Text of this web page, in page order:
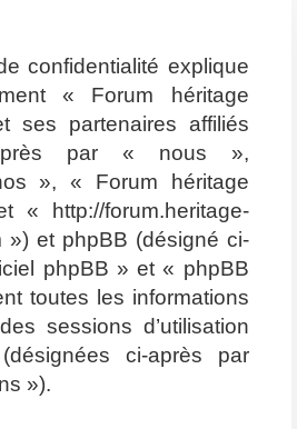
confidentialité explique
« Forum héritage
ses partenaires affiliés
par « nous »,
», « Forum héritage
« http://forum.heritage-
») et phpBB (désigné ci-
phpBB » et « phpBB
toutes les informations
sessions d’utilisation
ci-après par
»).